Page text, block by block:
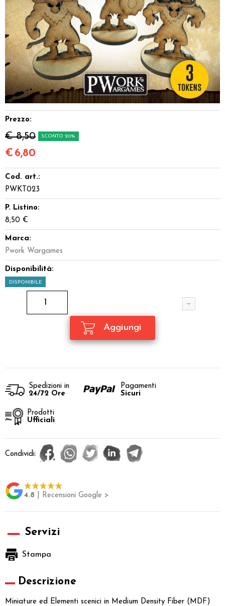
Dadi
Accessori
Giocattoli e Gadget
Offerte del Dragone
Prezzo:
€ 8,50 SCONTO 20%
€ 6,80
Cod. art.:
PWKT023
P. Listino:
8,50 €
Marca:
Pwork Wargames
Disponibilità:
DISPONIBILE
Spedizioni in
24/72 Ore
Pagamenti
Sicuri
Prodotti
Ufficiali
Condividi:
4.8 | Recensioni Google >
Servizi
Stampa
Descrizione
Miniature ed Elementi scenici in Medium Density Fiber (MDF)